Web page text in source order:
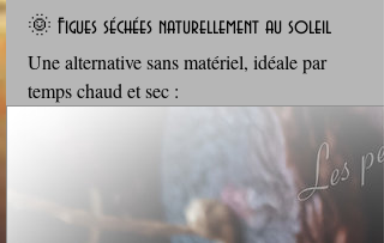
🌞 Figues séchées naturellement au soleil
Une alternative sans matériel, idéale par
temps chaud et sec :